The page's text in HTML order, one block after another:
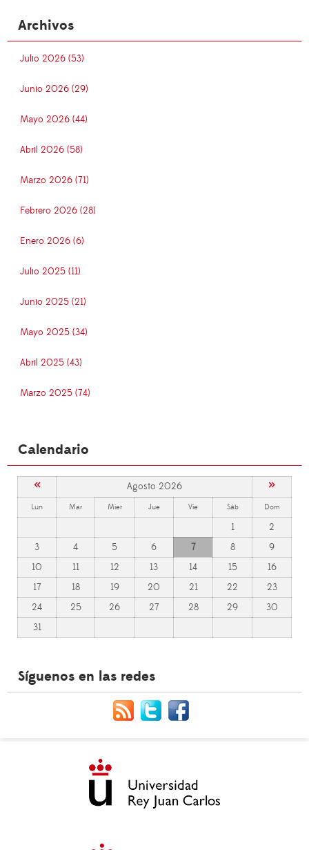
Archivos
Julio 2026 (53)
Junio 2026 (29)
Mayo 2026 (44)
Abril 2026 (58)
Marzo 2026 (71)
Febrero 2026 (28)
Enero 2026 (6)
Julio 2025 (11)
Junio 2025 (21)
Mayo 2025 (34)
Abril 2025 (43)
Marzo 2025 (74)
Calendario
« Agosto 2026 »
Lun Mar Mier Jue Vie Sáb Dom
1
2
3
4 5 6 7 8
9
10
11 12 13 14 15
16
17
18 19 20 21 22
23
24
25 26 27 28 29
30
31
Síguenos en las redes